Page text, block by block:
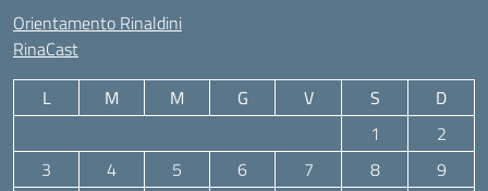
Orientamento Rinaldini
RinaCast
L M M G V S
D
1
2
3
4 5 6 7 8
9